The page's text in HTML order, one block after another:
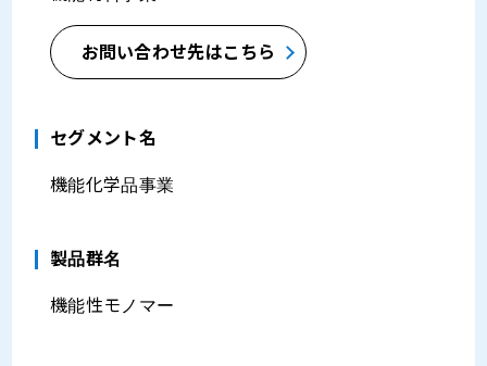
お問い合わせ先はこちら
セグメント名
機能化学品事業
製品群名
機能性モノマー